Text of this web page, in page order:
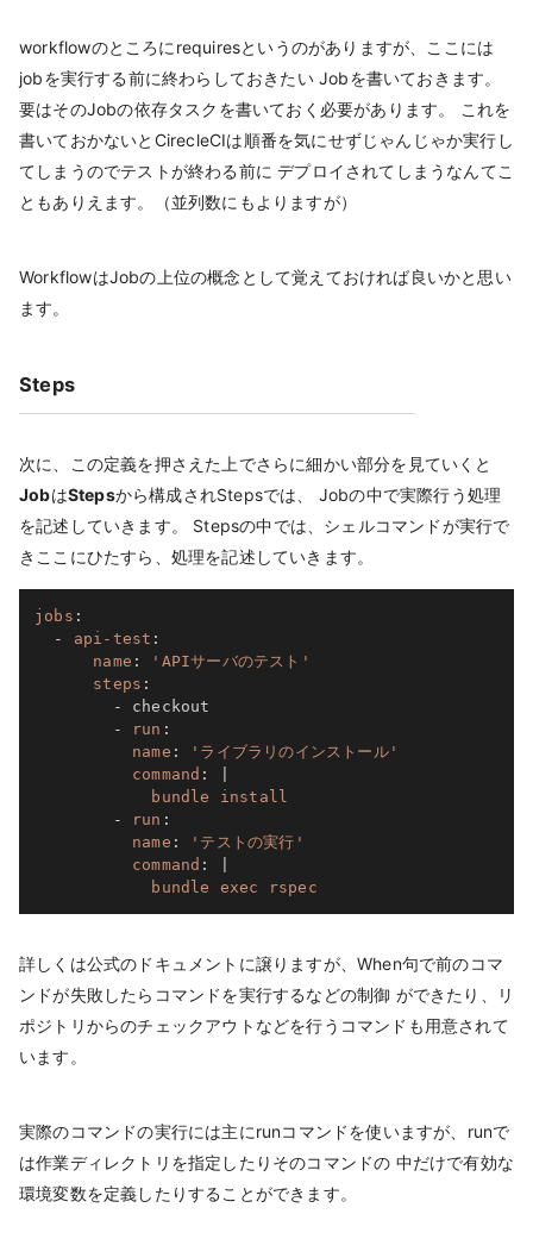
workflowのところにrequiresというのがありますが、ここには
jobを実行する前に終わらしておきたい Jobを書いておきます。
要はそのJobの依存タスクを書いておく必要があります。 これを
書いておかないとCirecleCIは順番を気にせずじゃんじゃか実行し
てしまうのでテストが終わる前に デプロイされてしまうなんてこ
ともありえます。（並列数にもよりますが）
WorkflowはJobの上位の概念として覚えておければ良いかと思い
ます。
Steps
次に、この定義を押さえた上でさらに細かい部分を見ていくと
JobはStepsから構成されStepsでは、 Jobの中で実際行う処理
を記述していきます。 Stepsの中では、シェルコマンドが実行で
きここにひたすら、処理を記述していきます。
jobs :
-
api-test :
name :
'APIサーバのテスト'
steps :
-
checkout
-
run :
name :
'ライブラリのインストール'
command :
            bundle install
-
run :
name :
'テストの実行'
command :
            bundle exec rspec
詳しくは公式のドキュメントに譲りますが、When句で前のコマ
ンドが失敗したらコマンドを実行するなどの制御 ができたり、リ
ポジトリからのチェックアウトなどを行うコマンドも用意されて
います。
実際のコマンドの実行には主にrunコマンドを使いますが、runで
は作業ディレクトリを指定したりそのコマンドの 中だけで有効な
環境変数を定義したりすることができます。